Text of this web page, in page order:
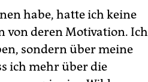
habe, hatte ich keine
von deren Motivation. Ich
sondern über meine
ich mehr über die